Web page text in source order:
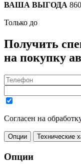
ВАША ВЫГОДА
Только до
Получить
на покупку
Согласен на
Опции Технические
Опции